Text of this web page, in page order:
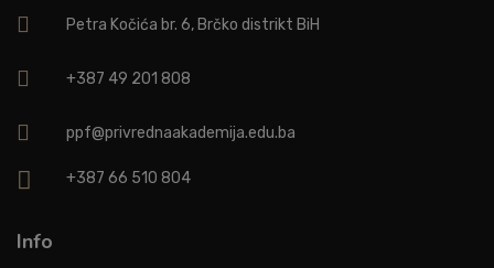
Petra Kočića br. 6, Brčko distrikt BiH
+387 49 201 808
ppf@privrednaakademija.edu.ba
+387 66 510 804
Info